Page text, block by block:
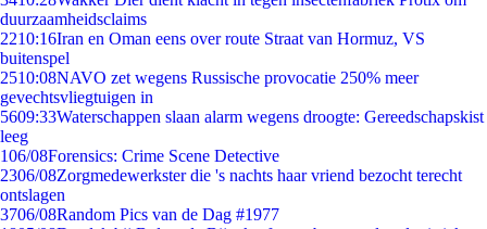
duurzaamheidsclaims
2210:16Iran en Oman eens over route Straat van Hormuz, VS
buitenspel
2510:08NAVO zet wegens Russische provocatie 250% meer
gevechtsvliegtuigen in
5609:33Waterschappen slaan alarm wegens droogte: Gereedschapskist
leeg
106/08Forensics: Crime Scene Detective
2306/08Zorgmedewerkster die 's nachts haar vriend bezocht terecht
ontslagen
3706/08Random Pics van de Dag #1977